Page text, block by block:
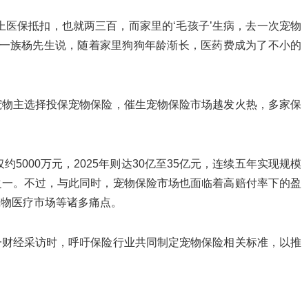
保抵扣，也就两三百，而家里的‘毛孩子’生病，去一次宠物
族杨先生说，随着家里狗狗年龄渐长，医药费成为了不小的
主选择投保宠物保险，催生宠物保险市场越发火热，多家保
5000万元，2025年则达30亿至35亿元，连续五年实现规模
。不过，与此同时，宠物保险市场也面临着高赔付率下的盈
医疗市场等诸多痛点。
经采访时，呼吁保险行业共同制定宠物保险相关标准，以推